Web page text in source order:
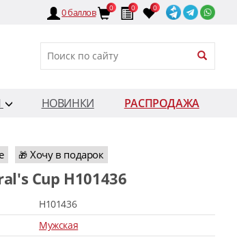
0баллов 0 0 0
НОВИНКИ
РАСПРОДАЖА
🎁 Хочу в подарок
Cup H101436
H101436
Мужская